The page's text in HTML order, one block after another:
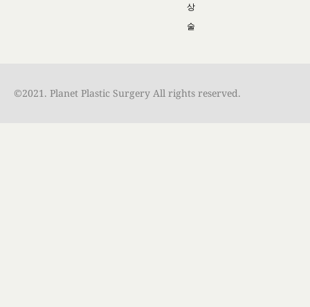
상
술
©2021. Planet Plastic Surgery All rights reserved.